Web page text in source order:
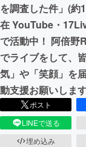
まち
を調査した件」(約
在 YouTube・
で活動中！ 阿倍野
でライブをして、
気」や「笑顔」を
動支援お願いします
ポスト
LINEで送る
埋め込み